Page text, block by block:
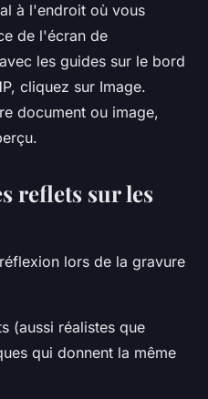
à l'endroit où vous
de l'écran de
les guides sur le bord
cliquez sur Image.
document ou image,
reflets sur les
lors de la gravure
(aussi réalistes que
qui donnent la même